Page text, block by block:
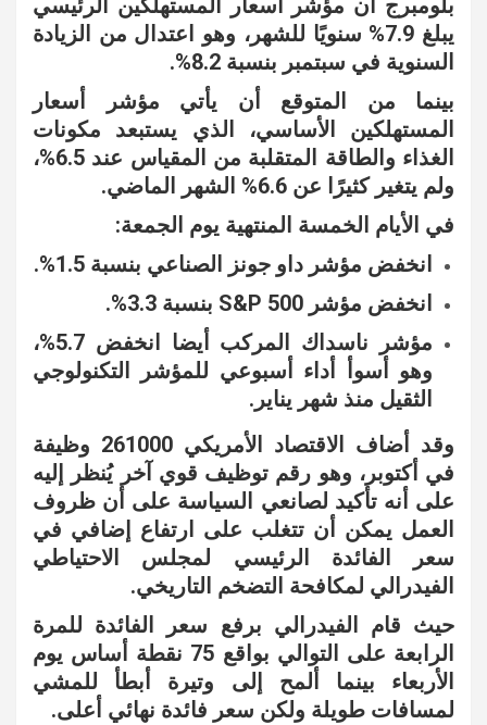
بلومبرج أن مؤشر أسعار المستهلكين الرئيسي
يبلغ 7.9% سنويًا للشهر، وهو اعتدال من الزيادة
السنوية في سبتمبر بنسبة 8.2%.
بينما من المتوقع أن يأتي مؤشر أسعار
المستهلكين الأساسي، الذي يستبعد مكونات
الغذاء والطاقة المتقلبة من المقياس عند 6.5%،
ولم يتغير كثيرًا عن 6.6% الشهر الماضي.
في الأيام الخمسة المنتهية يوم الجمعة:
انخفض مؤشر داو جونز الصناعي بنسبة 1.5%.
انخفض مؤشر S&P 500 بنسبة 3.3%.
مؤشر ناسداك المركب أيضا انخفض 5.7%،
وهو أسوأ أداء أسبوعي للمؤشر التكنولوجي
الثقيل منذ شهر يناير.
وقد أضاف الاقتصاد الأمريكي 261000 وظيفة
في أكتوبر، وهو رقم توظيف قوي آخر يُنظر إليه
على أنه تأكيد لصانعي السياسة على أن ظروف
العمل يمكن أن تتغلب على ارتفاع إضافي في
سعر الفائدة الرئيسي لمجلس الاحتياطي
الفيدرالي لمكافحة التضخم التاريخي.
حيث قام الفيدرالي برفع سعر الفائدة للمرة
الرابعة على التوالي بواقع 75 نقطة أساس يوم
الأربعاء بينما ألمح إلى وتيرة أبطأ للمشي
لمسافات طويلة ولكن سعر فائدة نهائي أعلى.